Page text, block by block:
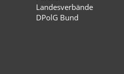
Landesverbände
DPolG Bund